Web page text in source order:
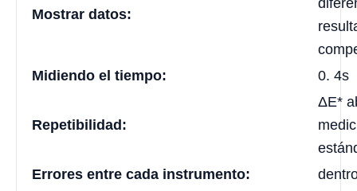
Mostrar datos:
Midiendo el tiempo:
0. 4s
Repetibilidad:
ΔE*
Errores entre cada instrumento: